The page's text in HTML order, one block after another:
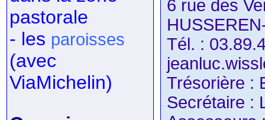
pastorale
- les paroisses
(avec
ViaMichelin)
6 rue des
Tél. :
Trésorière :
Secrétaire :